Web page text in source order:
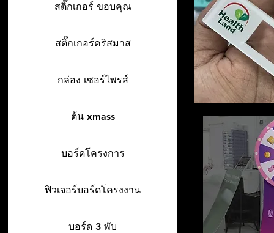
สติ๊กเกอร์ ขอบคุณ
สติ๊กเกอร์คริสมาส
กล่อง เซอร์ไพรส์
ต้น xmass
บอร์ดโครงการ
ฟิวเจอร์บอร์ดโครงงาน
บอร์ด 3 พับ